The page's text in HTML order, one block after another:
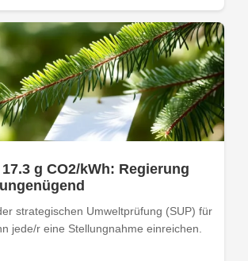
g CO2/kWh: Regierung
strategischen Umweltprüfung (SUP) für
jede/r eine Stellungnahme einreichen.